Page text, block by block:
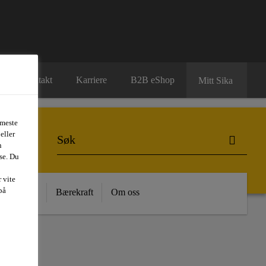
Kontakt Karriere B2B eShop Mitt Sika
Bærekraft Om oss
Du
vite